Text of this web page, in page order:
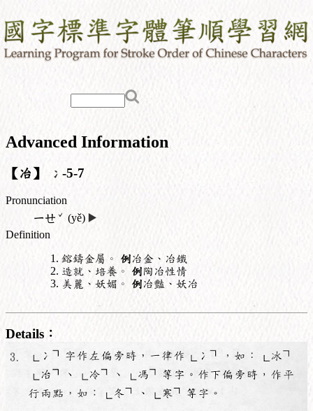
Advanced Information
【冶】 冫 -5-7
Pronunciation
ㄧㄝ ˇ (yě) ▶️
Definition
鎔鑄金屬。 例冶金、冶鐵
造就、培養。 例陶冶性情
美麗、妖媚。 例冶豔、妖冶
Details：